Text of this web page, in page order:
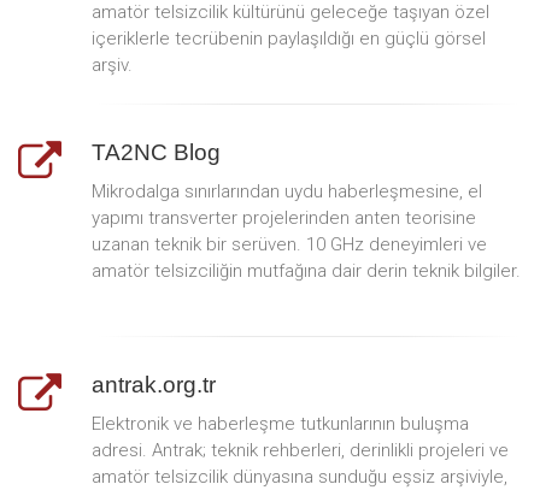
amatör telsizcilik kültürünü geleceğe taşıyan özel
içeriklerle tecrübenin paylaşıldığı en güçlü görsel
arşiv.
TA2NC Blog
Mikrodalga sınırlarından uydu haberleşmesine, el
yapımı transverter projelerinden anten teorisine
uzanan teknik bir serüven. 10 GHz deneyimleri ve
amatör telsizciliğin mutfağına dair derin teknik bilgiler.
antrak.org.tr
Elektronik ve haberleşme tutkunlarının buluşma
adresi. Antrak; teknik rehberleri, derinlikli projeleri ve
amatör telsizcilik dünyasına sunduğu eşsiz arşiviyle,